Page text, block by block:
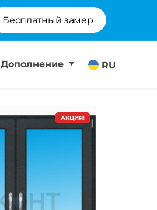
Бесплатный замер
RU
Дополнение
АКЦИЯ!